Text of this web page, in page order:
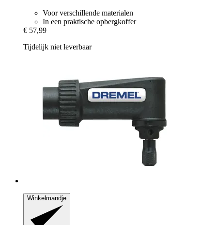
Voor verschillende materialen
In een praktische opbergkoffer
€ 57,99
Tijdelijk niet leverbaar
Winkelmandje